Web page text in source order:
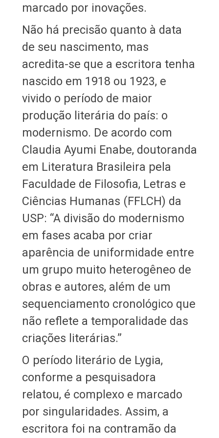
marcado por inovações.
Não há precisão quanto à data
de seu nascimento, mas
acredita-se que a escritora tenha
nascido em 1918 ou 1923, e
vivido o período de maior
produção literária do país: o
modernismo. De acordo com
Claudia Ayumi Enabe, doutoranda
em Literatura Brasileira pela
Faculdade de Filosofia, Letras e
Ciências Humanas (FFLCH) da
USP: “A divisão do modernismo
em fases acaba por criar
aparência de uniformidade entre
um grupo muito heterogêneo de
obras e autores, além de um
sequenciamento cronológico que
não reflete a temporalidade das
criações literárias.”
O período literário de Lygia,
conforme a pesquisadora
relatou, é complexo e marcado
por singularidades. Assim, a
escritora foi na contramão da